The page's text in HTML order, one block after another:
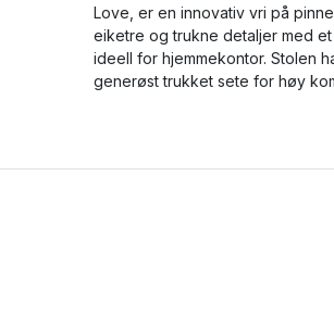
Love, er en innovativ vri på
eiketre og trukne detaljer med
ideell for hjemmekontor. Stolen
generøst trukket sete for høy